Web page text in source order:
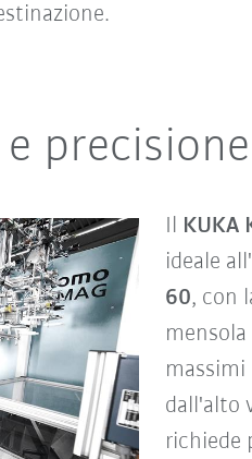
e
Il KUKA
ideale
60, con
massimi
dall'alto
richiede